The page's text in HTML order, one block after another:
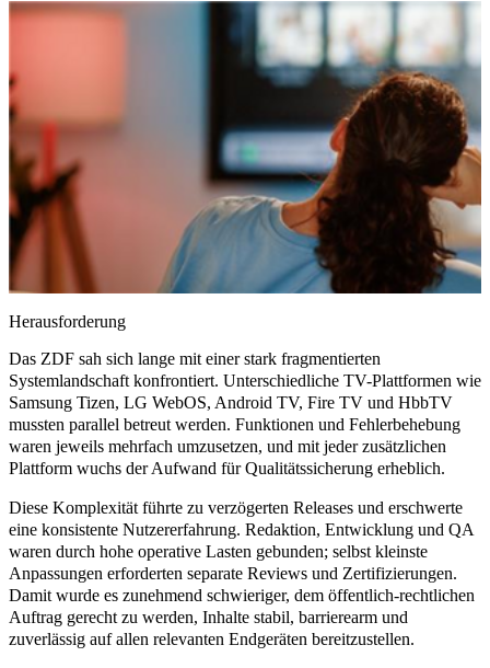
Herausforderung
Das ZDF sah sich lange mit einer stark fragmentierten
Systemlandschaft konfrontiert. Unterschiedliche TV-Plattformen wie
Samsung Tizen, LG WebOS, Android TV, Fire TV und HbbTV
mussten parallel betreut werden. Funktionen und Fehlerbehebung
waren jeweils mehrfach umzusetzen, und mit jeder zusätzlichen
Plattform wuchs der Aufwand für Qualitätssicherung erheblich.
Diese Komplexität führte zu verzögerten Releases und erschwerte
eine konsistente Nutzererfahrung. Redaktion, Entwicklung und QA
waren durch hohe operative Lasten gebunden; selbst kleinste
Anpassungen erforderten separate Reviews und Zertifizierungen.
Damit wurde es zunehmend schwieriger, dem öffentlich-rechtlichen
Auftrag gerecht zu werden, Inhalte stabil, barrierearm und
zuverlässig auf allen relevanten Endgeräten bereitzustellen.